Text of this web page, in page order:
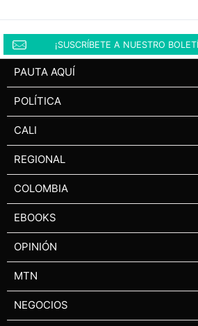
¡SUSCRÍBETE A NUESTRO
PAUTA AQUÍ
POLÍTICA
CALI
REGIONAL
COLOMBIA
EBOOKS
OPINIÓN
MTN
NEGOCIOS